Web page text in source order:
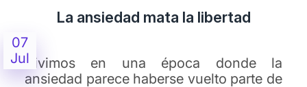
07
Jul
La ansiedad mata la libertad
Vivimos en una época donde la
ansiedad parece haberse vuelto parte de